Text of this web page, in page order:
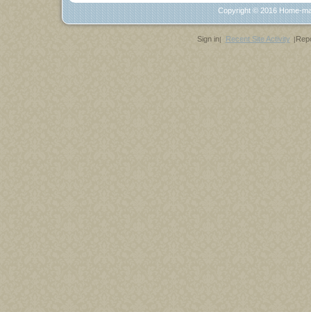
Copyright © 2016 Home-
Sign in| Recent Site Activity |